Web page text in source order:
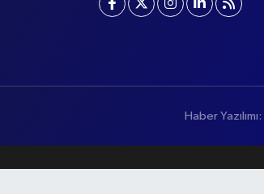
Haber Yazılımı: